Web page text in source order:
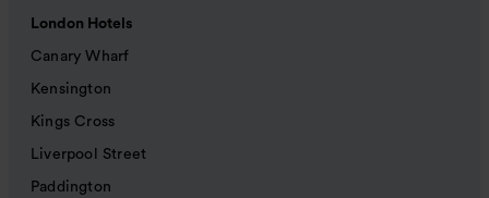
London Hotels
Canary Wharf
Kensington
Kings Cross
Liverpool Street
Paddington